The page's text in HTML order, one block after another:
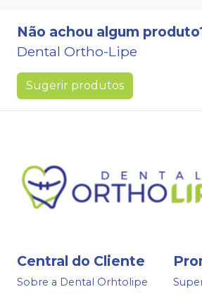
Não achou algum
Dental Ortho-Lipe
Sugerir produtos
Central do Cliente
Sobre a Dental Orhtolipe